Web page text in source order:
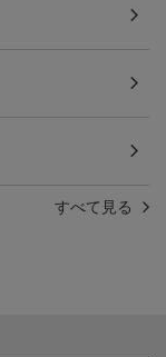
すべて見る